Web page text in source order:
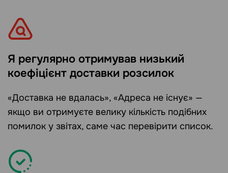
Я регулярно отримував низький
коефіцієнт доставки розсилок
«Доставка не вдалась», «Адреса не існує» —
якщо ви отримуєте велику кількість подібних
помилок у звітах, саме час перевірити список.